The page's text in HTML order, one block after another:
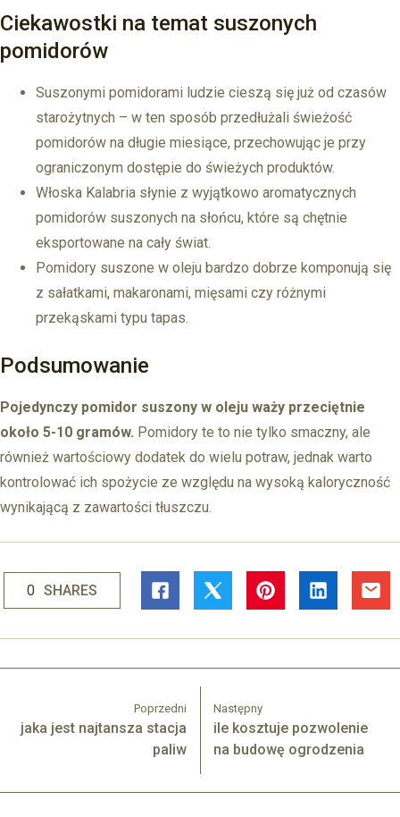
Ciekawostki na temat suszonych
pomidorów
Suszonymi pomidorami ludzie cieszą się już od czasów
starożytnych – w ten sposób przedłużali świeżość
pomidorów na długie miesiące, przechowując je przy
ograniczonym dostępie do świeżych produktów.
Włoska Kalabria słynie z wyjątkowo aromatycznych
pomidorów suszonych na słońcu, które są chętnie
eksportowane na cały świat.
Pomidory suszone w oleju bardzo dobrze komponują się
z sałatkami, makaronami, mięsami czy różnymi
przekąskami typu tapas.
Podsumowanie
Pojedynczy pomidor suszony w oleju waży przeciętnie
około 5-10 gramów. Pomidory te to nie tylko smaczny, ale
również wartościowy dodatek do wielu potraw, jednak warto
kontrolować ich spożycie ze względu na wysoką kaloryczność
wynikającą z zawartości tłuszczu.
0 SHARES
Poprzedni
jaka jest najtansza stacja
paliw
Następny
ile kosztuje pozwolenie
na budowę ogrodzenia